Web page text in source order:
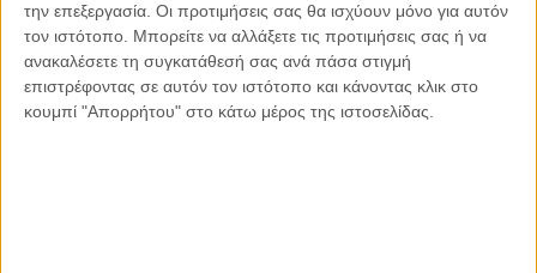
την επεξεργασία. Οι προτιμήσεις σας θα ισχύουν μόνο για αυτόν
τον ιστότοπο. Μπορείτε να αλλάξετε τις προτιμήσεις σας ή να
ανακαλέσετε τη συγκατάθεσή σας ανά πάσα στιγμή
επιστρέφοντας σε αυτόν τον ιστότοπο και κάνοντας κλικ στο
κουμπί "Απορρήτου" στο κάτω μέρος της ιστοσελίδας.
να τους συμπαραστεκόμαστε είναι καθήκον μας.
Δεν ζητάμε λύπηση. Ζητάμε μόνο να ακουστεί η αλήθεια και
να αποδοθεί δικαιοσύνη. Το χρωστάμε σε εκείνους που